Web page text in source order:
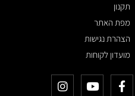
תקנון
מפת האתר
הצהרת נגישות
מועדון לקוחות